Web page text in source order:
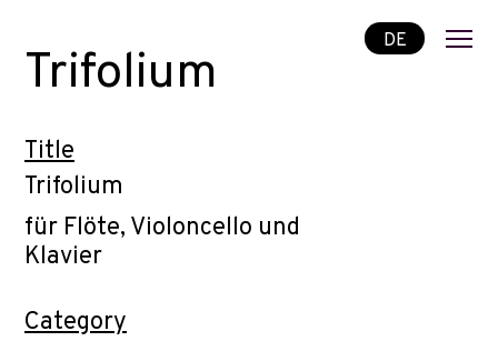
DE
Trifolium
Title
Trifolium
für Flöte, Violoncello und
Klavier
Category